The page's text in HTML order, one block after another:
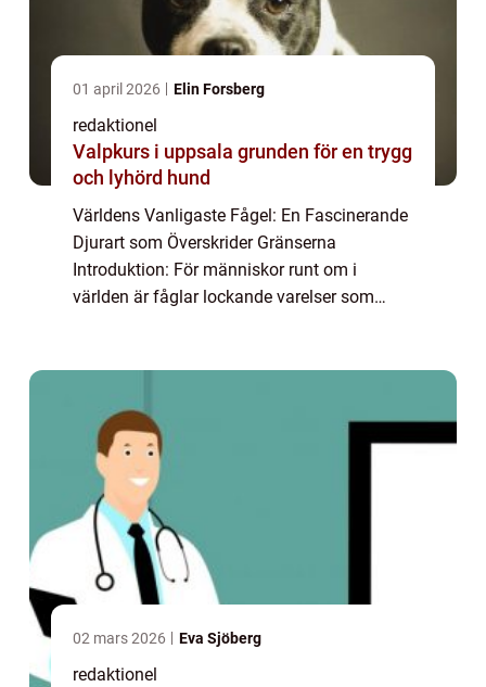
01 april 2026 Elin Forsberg
redaktionel
Valpkurs i uppsala grunden för en trygg
och lyhörd hund
Världens Vanligaste Fågel: En Fascinerande
Djurart som Överskrider Gränserna
Introduktion: För människor runt om i
världen är fåglar lockande varelser som
02 mars 2026 Eva Sjöberg
redaktionel